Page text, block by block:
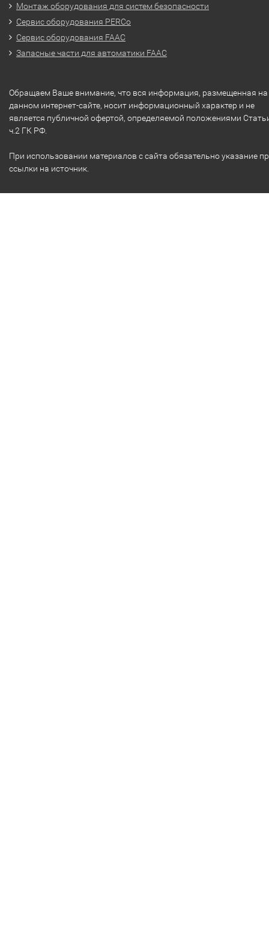
Монтаж оборудования для систем безопасности
Сервис оборудования PERCo
Сервис оборудования FAAC
Запасные части для автоматики FAAC
Обращаем Ваше внимание, что вся информация, размещенная на
данном интернет-сайте, носит информационный характер и не
является публичной офертой, определяемой положениями
ч.2 ГК РФ.
При использовании материалов с сайта обязательно указание
ссылки на источник.